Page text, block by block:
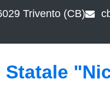
Trivento (CB)